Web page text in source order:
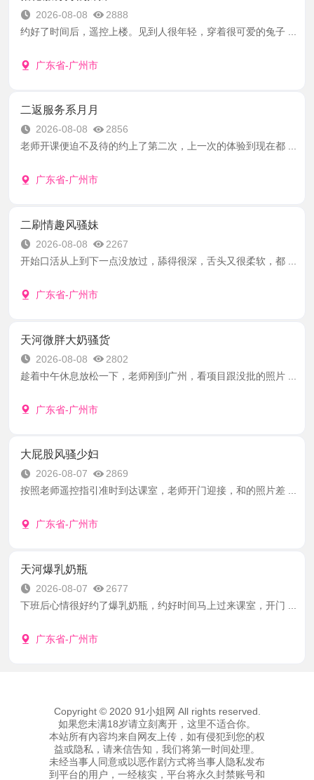
2026-08-08
2888
约好了时间后，遥控上楼。见到人很年轻，穿着很可爱的兔子 ...
广东省-广州市
二返服务系月月
2026-08-08
2856
老师开课便迫不及待的约上了第二次，上一次的体验到现在都 ...
广东省-广州市
二刷情趣风骚妹
2026-08-08
2267
开始口活从上到下一点没放过，舔得很深，舌头又很柔软，都 ...
广东省-广州市
天河微胖大奶骚货
2026-08-08
2802
趁着中午休息放松一下，老师刚到广州，看项目跟没批的照片 ...
广东省-广州市
大屁股风骚少妇
2026-08-07
2869
按照老师遥控指引准时到达课室，老师开门迎接，和的照片差 ...
广东省-广州市
天河爆乳奶瓶
2026-08-07
2677
下班后心情很好约了爆乳奶瓶，约好时间马上过来课室，开门 ...
广东省-广州市
Copyright © 2020 91小姐网 All rights reserved.
如果您未满18岁请立刻离开，这里不适合你。
本站所有內容均来自网友上传，如有侵犯到您的权
益或隐私，请来信告知，我们将第一时间处理。
未经当事人同意或以恶作剧方式将当事人隐私发布
到平台的用户，一经核实，平台将永久封禁账号和